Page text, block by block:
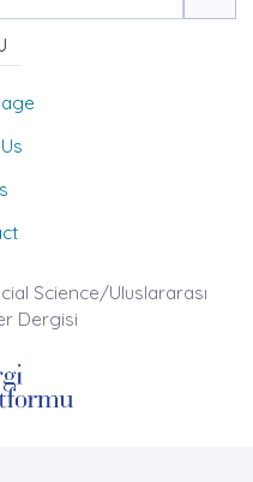
Science/Uluslararası
Dergisi